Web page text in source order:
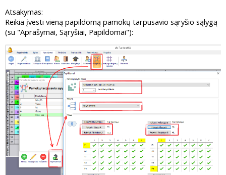
Atsakymas:
Reikia įvesti vieną papildomą pamokų tarpusavio sąryšio sąlygą
(su "Aprašymai, Sąryšiai, Papildomai"):